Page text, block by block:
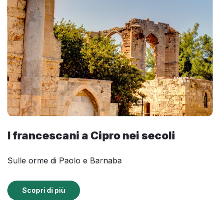
I francescani a Cipro nei secoli
Sulle orme di Paolo e Barnaba
Scopri di più